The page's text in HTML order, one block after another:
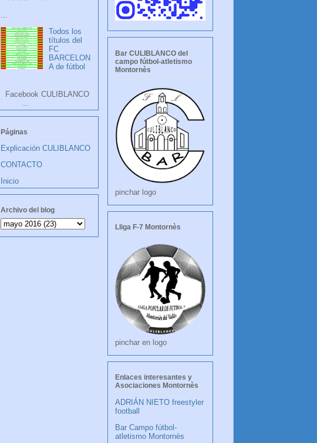
Todos los
títulos del
FC
BARCELON
A de fútbol
Facebook CULIBLANCO
...
Páginas
Explicación CULIBLANCO
CONTACTO
Inicio
Archivo del blog
Bar CULIBLANCO del
campo fútbol-atletismo
Montornès
pinchar logo
Lliga F-7 Montornès
pinchar en logo
Enlaces interesantes y
Asociaciones Montornès
ADRIÁN NIETO freestyler
football
Bar Campo fútbol-
atletismo Montornès